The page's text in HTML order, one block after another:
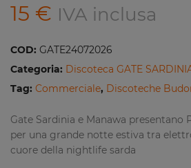
15 € IVA inclusa
COD: GATE24072026
Categoria: Discoteca GATE
Tag: Commerciale, Discoteche
Gate Sardinia e Manawa presentano
per una grande notte estiva tra
cuore della nightlife sarda